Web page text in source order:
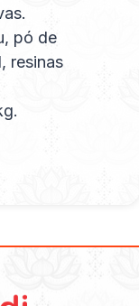
pó de
resinas